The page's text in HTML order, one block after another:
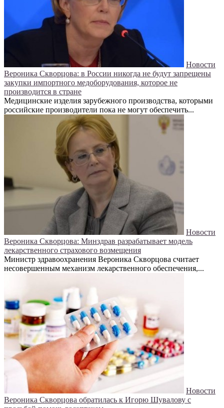
Новости
Вероника Скворцова: в России никогда не будут запрещены
закупки импортного медоборудования, которое не
производится в стране
Медицинские изделия зарубежного производства, которыми
российские производители пока не могут обеспечить...
Новости
Вероника Скворцова: Минздрав разрабатывает модель
лекарственного страхового возмещения
Министр здравоохранения Вероника Скворцова считает
несовершенным механизм лекарственного обеспечения,...
Новости
Вероника Скворцова обратилась к Игорю Шувалову с